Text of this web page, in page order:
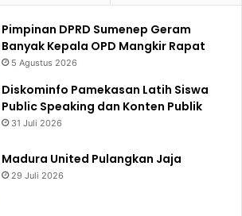
Pimpinan DPRD Sumenep Geram
Banyak Kepala OPD Mangkir Rapat
5 Agustus 2026
Diskominfo Pamekasan Latih Siswa
Public Speaking dan Konten Publik
31 Juli 2026
Madura United Pulangkan Jaja
29 Juli 2026